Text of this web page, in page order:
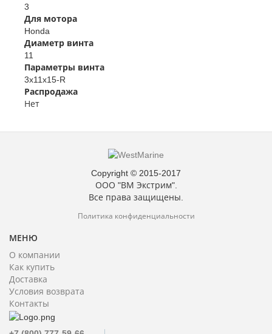
3
Для мотора
Honda
Диаметр винта
11
Параметры винта
3x11x15-R
Распродажа
Нет
Copyright © 2015-2017
ООО "ВМ Экстрим".
Все права защищены.
Политика конфиденциальности
МЕНЮ
О компании
Как купить
Доставка
Условия возврата
Контакты